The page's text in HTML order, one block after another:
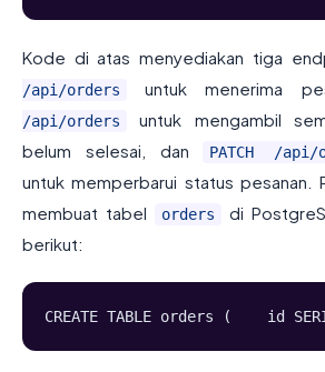
Kode di atas menyediakan tiga
/api/orders
untuk menerima
/api/orders
untuk mengambil
belum selesai, dan
PATCH /
untuk memperbarui status pesanan.
membuat tabel
orders
di
berikut:
CREATE TABLE orders (    id